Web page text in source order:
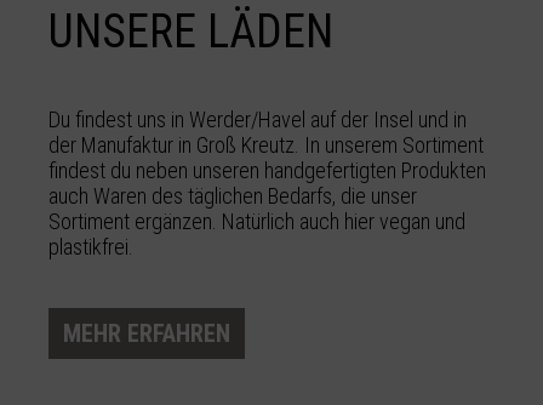
UNSERE LÄDEN
Du findest uns in Werder/Havel auf der Insel und in
der Manufaktur in Groß Kreutz. In unserem Sortiment
findest du neben unseren handgefertigten Produkten
auch Waren des täglichen Bedarfs, die unser
Sortiment ergänzen. Natürlich auch hier vegan und
plastikfrei.
MEHR ERFAHREN